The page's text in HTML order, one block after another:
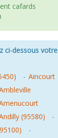
cafards
ci-dessous votre
- Aincourt
(95580)
-
-